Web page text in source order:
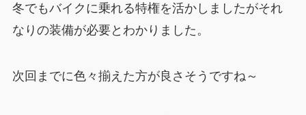
冬でもバイクに乗れる特権を活かしましたがそれ
なりの装備が必要とわかりました。
次回までに色々揃えた方が良さそうですね～